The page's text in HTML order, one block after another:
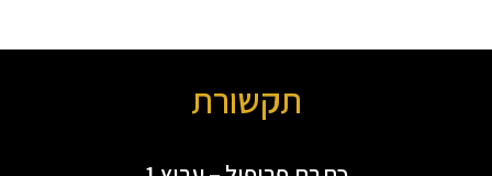
תקשורת